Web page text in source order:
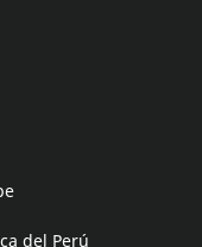
del Perú